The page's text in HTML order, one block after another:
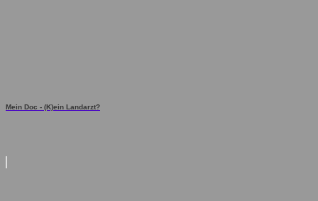
Mein Doc - (K)ein Landarzt?